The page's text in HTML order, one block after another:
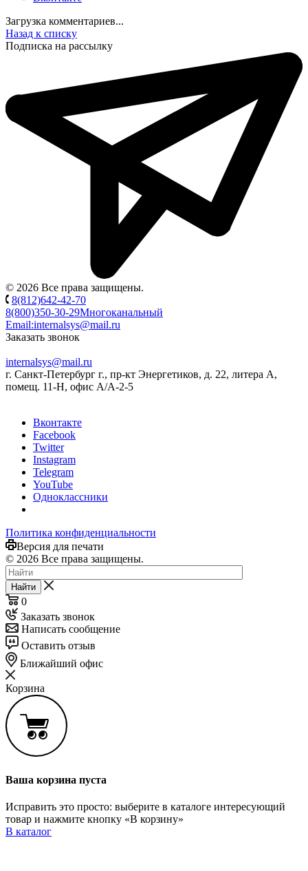
Загрузка комментариев...
Назад к списку
Подписка на рассылку
© 2026 Все права защищены.
8(812)642-42-70
8(800)350-30-29Многоканальный
Email:internalsys@mail.ru
Заказать звонок
internalsys@mail.ru
г. Санкт-Петербург г., пр-кт Энергетиков, д. 22, литера А,
помещ. 11-Н, офис А/А-2-5
Вконтакте
Facebook
Twitter
Instagram
Telegram
YouTube
Одноклассники
Политика конфиденциальности
Версия для печати
© 2026 Все права защищены.
Найти
0
Заказать звонок
Написать сообщение
Оставить отзыв
Ближайший офис
Корзина
Ваша корзина пуста
Исправить это просто: выберите в каталоге интересующий
товар и нажмите кнопку «В корзину»
В каталог